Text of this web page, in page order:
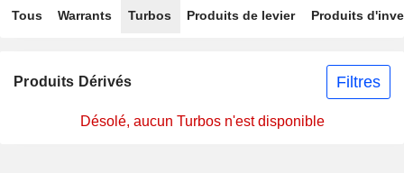
Tous Warrants Turbos Produits de levier Produits
Produits Dérivés Filtres
Désolé, aucun Turbos n'est disponible